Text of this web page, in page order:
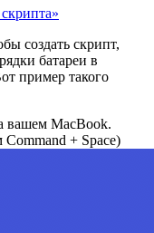
создать скрипт,
батареи в
пример такого
вашем MacBook.
+ Space)